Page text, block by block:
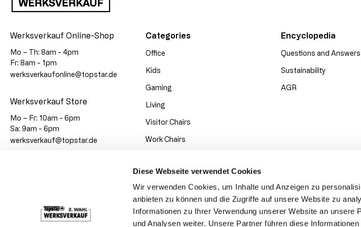
Diese Webseite verwendet Cookies
Wir verwenden Cookies, um Inhalte und Anzeigen zu
anbieten zu können und die Zugriffe auf unsere Website zu
Informationen zu Ihrer Verwendung unserer Website an unsere
und Analysen weiter. Unsere Partner führen diese
Werksverkauf Online-Shop
Mo – Th: 8am - 4pm
Fr: 8am - 1pm
werksverkaufonline@topstar.de
Werksverkauf Store
Mo – Fr: 10am - 6pm
Sa: 9am - 6pm
werksverkauf@topstar.de
Categories
Office
Kids
Gaming
Living
Visitor Chairs
Work Chairs
Large Quantities
Encyclopedia
Questions and Answers
Sustainability
AGR